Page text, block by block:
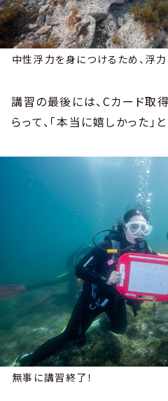
中性浮力を身につけるため、浮
講習の最後には、Cカード取
らって、「本当に嬉しかった」
無事に講習終了！